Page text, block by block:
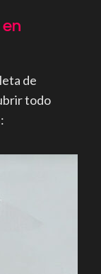
de
todo